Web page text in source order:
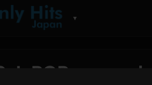
▼
J-POP sange